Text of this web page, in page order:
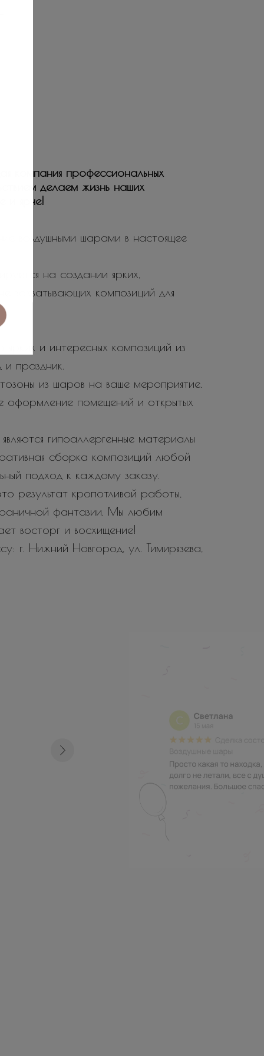
компания профессиональных
делаем жизнь наших
и ярче!
воздушными шарами в настоящее
на создании ярких,
захватывающих композиций для
и интересных композиций из
праздник.
из шаров на ваше мероприятие.
оформление помещений и открытых
гипоаллергенные материалы
сборка композиций любой
подход к каждому заказу.
результат кропотливой работы,
фантазии. Мы любим
восторг и восхищение!
г. Нижний Новгород, ул. Тимирязева,